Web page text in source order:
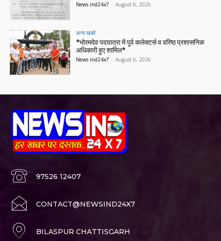
News ind24x7 - August 6, 2026
अन्य खबरे
*भोरमदेव पदयात्रा में पूर्व कलेक्टर्स व वरिष्ठ प्रशासनिक
अधिकारी हुए शामिल*
News ind24x7 - August 6, 2026
97526 12407
CONTACT@NEWSIND24X7
BILASPUR CHATTISGARH